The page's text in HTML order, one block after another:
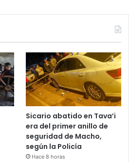
Sicario abatido en Tava’i
era del primer anillo de
seguridad de Macho,
según la Policía
Hace 8 horas